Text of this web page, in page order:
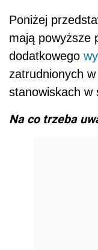
Poniżej
mają powyższe
dodatkowego
zatrudnionych
stanowiskach
Na co trzeba